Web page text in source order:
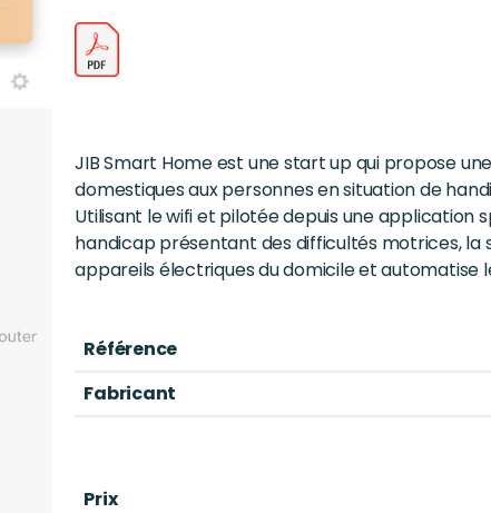
JIB Smart Home est une start up qui propose
domestiques aux personnes en situation de
Utilisant le wifi et pilotée depuis une application
handicap présentant des difficultés motrices,
appareils électriques du domicile et automatise
Référence
Fabricant
Prix